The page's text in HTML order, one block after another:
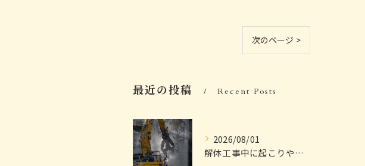
次のページ >
最近の投稿 Recent Posts
2026/08/01
解体工事中に起こりやすいトラブルは？